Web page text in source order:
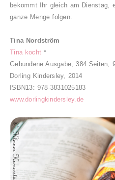
bekommt Ihr gleich am Dienstag,
ganze Menge folgen.
Tina Nordström
Tina kocht *
Gebundene Ausgabe, 384 Seiten,
Dorling Kindersley, 2014
ISBN13: 978-3831025183
www.dorlingkindersley.de